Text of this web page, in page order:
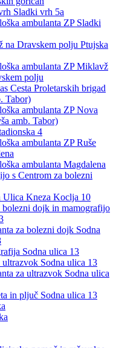
Sladki vrh 5a
ambulanta ZP Sladki
na Dravskem polju Ptujska
ambulanta ZP Miklavž
polju
Cesta Proletarskih brigad
Tabor)
ambulanta ZP Nova
amb. Tabor)
4
ambulanta ZP Ruše
ambulanta Magdalena
s Centrom za bolezni
Ulica Kneza Koclja 10
bolezni dojk in mamografijo
za bolezni dojk Sodna
Sodna ulica 13
ultrazvok Sodna ulica 13
za ultrazvok Sodna ulica
in pljuč Sodna ulica 13